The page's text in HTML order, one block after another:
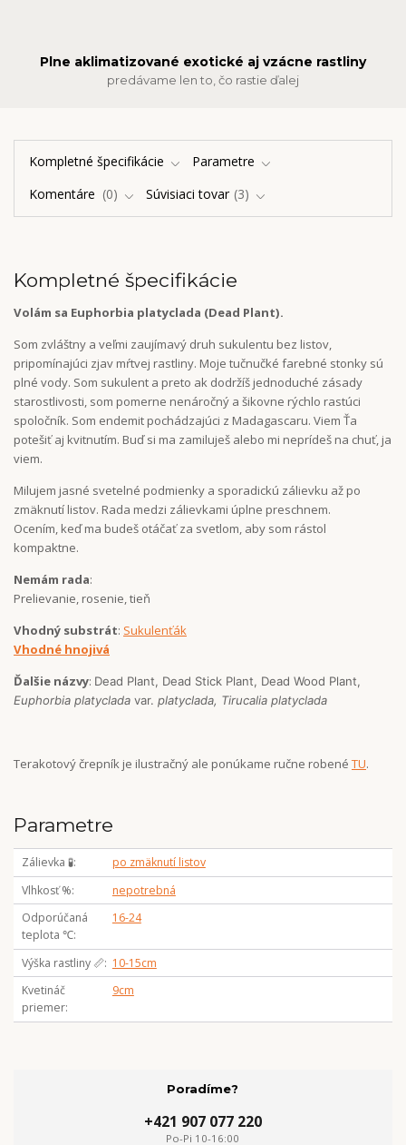
Plne aklimatizované exotické aj vzácne rastliny
predávame len to, čo rastie ďalej
Kompletné špecifikácie
Parametre
Komentáre
0 Súvisiaci tovar 3
Kompletné špecifikácie
Volám sa Euphorbia platyclada (Dead Plant).
Som zvláštny a veľmi zaujímavý druh sukulentu bez listov,
pripomínajúci zjav mŕtvej rastliny. Moje tučnučké farebné stonky sú
plné vody. Som sukulent a preto ak dodržíš jednoduché zásady
starostlivosti, som pomerne nenáročný a šikovne rýchlo rastúci
spoločník. Som endemit pochádzajúci z Madagascaru. Viem Ťa
potešiť aj kvitnutím. Buď si ma zamiluješ alebo mi neprídeš na chuť, ja
viem.
Milujem jasné svetelné podmienky a sporadickú zálievku až po
zmäknutí listov. Rada medzi zálievkami úplne preschnem.
Ocením, keď ma budeš otáčať za svetlom, aby som rástol
kompaktne.
Nemám rada:
Prelievanie, rosenie, tieň
Vhodný substrát: Sukulenťák
Vhodné hnojivá
Ďalšie názvy: Dead Plant, Dead Stick Plant, Dead Wood Plant,
Euphorbia platyclada var. platyclada, Tirucalia platyclada
Terakotový črepník je ilustračný ale ponúkame ručne robené TU.
Parametre
Zálievka 🧪
po zmäknutí listov
Vlhkosť %
nepotrebná
Odporúčaná
teplota ℃
16-24
Výška rastliny 📏
10-15cm
Kvetináč
priemer
9cm
Poradíme?
+421 907 077 220
Po-Pi 10-16:00